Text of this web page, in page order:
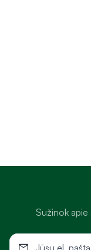
Sužinok apie